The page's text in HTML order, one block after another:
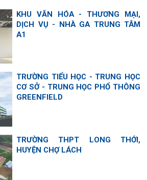
KHU VĂN HÓA - THƯƠNG MẠI,
DỊCH VỤ - NHÀ GA TRUNG TÂM
A1
TRƯỜNG TIỂU HỌC - TRUNG HỌC
CƠ SỞ - TRUNG HỌC PHỔ THÔNG
GREENFIELD
TRƯỜNG THPT LONG THỚI,
HUYỆN CHỢ LÁCH